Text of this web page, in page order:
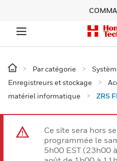
Par catégorie
Enregistreurs et stockage
matériel informatique
ZRS
Ce site sera hors
programmée le
5h00 EST (23h00